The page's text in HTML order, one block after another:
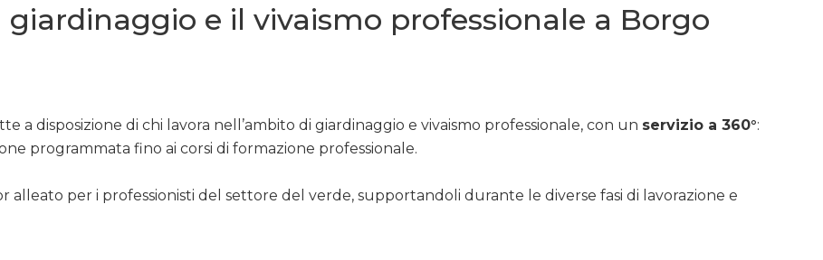
e il vivaismo professionale a Borgo
a disposizione di chi lavora nell’ambito di giardinaggio e vivaismo professionale, con un servizio a 360°:
programmata fino ai corsi di formazione professionale.
alleato per i professionisti del settore del verde, supportandoli durante le diverse fasi di lavorazione e